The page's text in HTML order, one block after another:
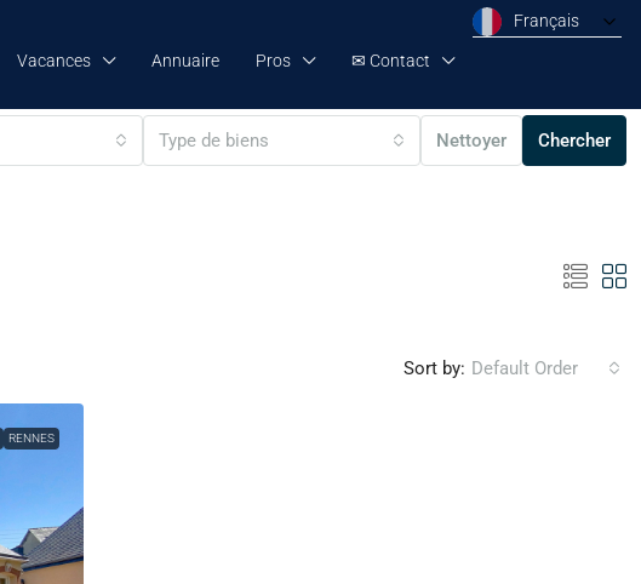
Vacances Annuaire Pros ✉ Contact
Français
Type de biens Nettoyer Chercher
Sort by: Default Order
RENNES